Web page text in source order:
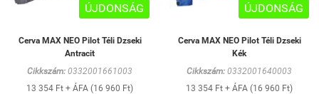
ÚJDONSÁG
Cerva MAX NEO Pilot Téli Dzseki
Antracit
Cikkszám: 0332001661003
13 354 Ft + ÁFA (16 960 Ft)
ÚJDONSÁG
Cerva MAX NEO Pilot Téli Dzseki
Kék
Cikkszám: 0332001640003
13 354 Ft + ÁFA (16 960 Ft)